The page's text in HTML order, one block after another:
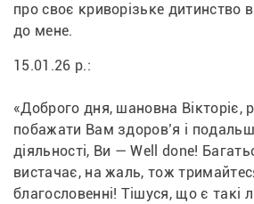
про своє криворізьке дитинство
до мене.
15.01.26 р.:
«Доброго дня, шановна Вікторіє,
побажати Вам здоров’я і
діяльності, Ви — Well done!
вистачає, на жаль, тож тримайтеся
благословенні! Тішуся, що є